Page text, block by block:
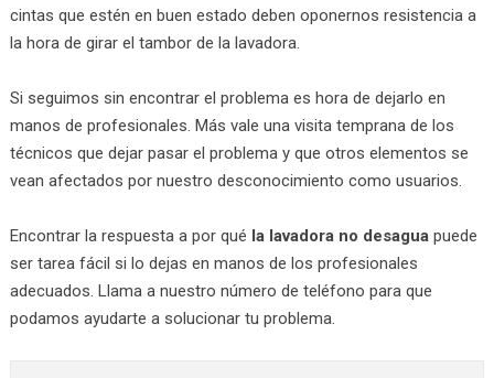
cintas que estén en buen estado deben oponernos resistencia a
la hora de girar el tambor de la lavadora.
Si seguimos sin encontrar el problema es hora de dejarlo en
manos de profesionales. Más vale una visita temprana de los
técnicos que dejar pasar el problema y que otros elementos se
vean afectados por nuestro desconocimiento como usuarios.
Encontrar la respuesta a por qué la lavadora no desaguapuede
ser tarea fácil si lo dejas en manos de los profesionales
adecuados. Llama a nuestro número de teléfono para que
podamos ayudarte a solucionar tu problema.